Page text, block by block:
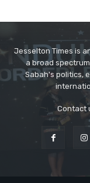
Jesselton Times is
a broad
Sabah's politics,
Contact